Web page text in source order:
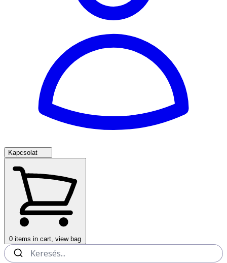
Kapcsolat
0 items in cart, view bag